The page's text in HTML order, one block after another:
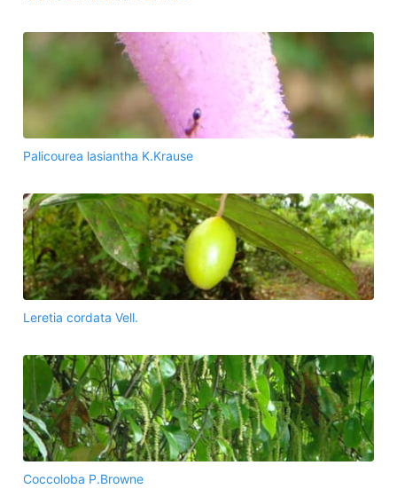
Palicourea lasiantha K.Krause
Leretia cordata Vell.
Coccoloba P.Browne